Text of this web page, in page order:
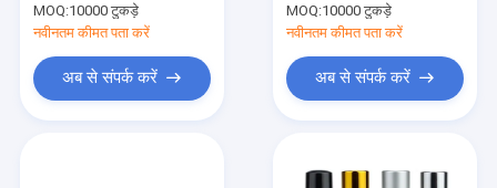
MOQ:10000 टुकड़े
नवीनतम कीमत पता करें
अब से संपर्क करें
MOQ:10000 टुकड़े
नवीनतम कीमत पता करें
अब से संपर्क करें